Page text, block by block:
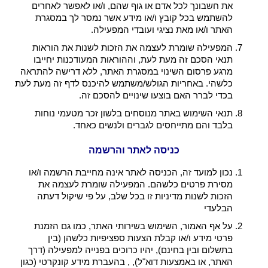
את חשבונך לכל אדם או גוף שהם, ו/או לאפשר לאחרים
להשתמש בכל קובץ ו/או מידע אשר נמסר לך במסגרת
האתר ו/או מאת נציגי ועובדי המפעילה.
המפעילה שומרת לעצמה את הזכות לשנות את הוראות
תנאי הסכם זה מעת לעת, וההוראות המעודכנות יחייבו
מרגע פרסום השינוי במסגרת האתר, ללא דרישה להתראה
כלשהי. באחריות הגולש/משתמש להיכנס לדף זה מעת לעת
בכדי לברר האם בוצעו שינויים להסכם זה.
תנאי השימוש באתר מנוסחים בלשון זכר מטעמי נוחות
בלבד והם מתייחסים לגברים ולנשים כאחד.
כניסה לאתר והרשמה
נכון למועד זה, הכניסה לאתר אינה מחייבת הרשמה ו/או
מסירת פרטים כלשהם. המפעילה שומרת לעצמה את
הזכות לשנות מדיניות זו בכל שלב, על פי שיקול דעתה
הבלעדי
על אף האמור, השימוש בשירותי האתר, כמו גם הזמנת
פרטי מידע ו/או קבלת הצעות ספציפיות כלשהן (בין
בתשלום ובין בחינם), יהיו כרוכים בפנייה למפעילה (דרך
האתר, או באמצעות דוא"ל), , בהעברת מידע קונקרטי (כגון